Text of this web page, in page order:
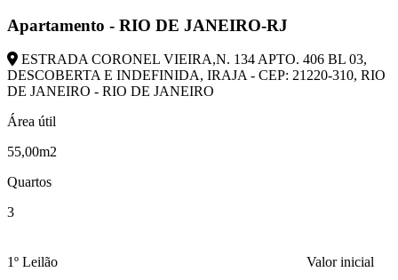
Apartamento - RIO DE JANEIRO-RJ
ESTRADA CORONEL VIEIRA,N. 134 APTO. 406 BL 03,
DESCOBERTA E INDEFINIDA, IRAJA - CEP: 21220-310, RIO
DE JANEIRO - RIO DE JANEIRO
Área útil
55,00m2
Quartos
3
1º Leilão
Valor inicial